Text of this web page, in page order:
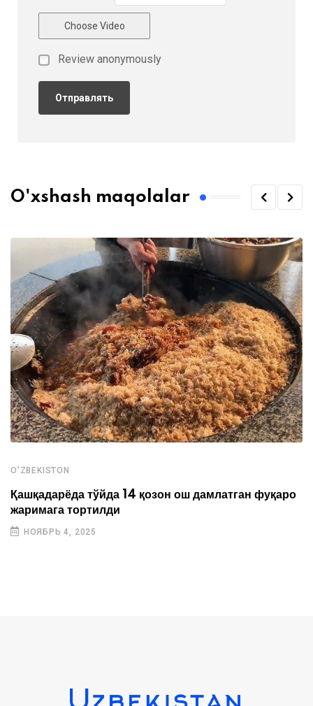
Choose Video
Review anonymously
O'xshash maqolalar
O'ZBEKISTON
Қашқадарёда тўйда 14 қозон ош дамлатган фуқаро
жаримага тортилди
НОЯБРЬ 4, 2025